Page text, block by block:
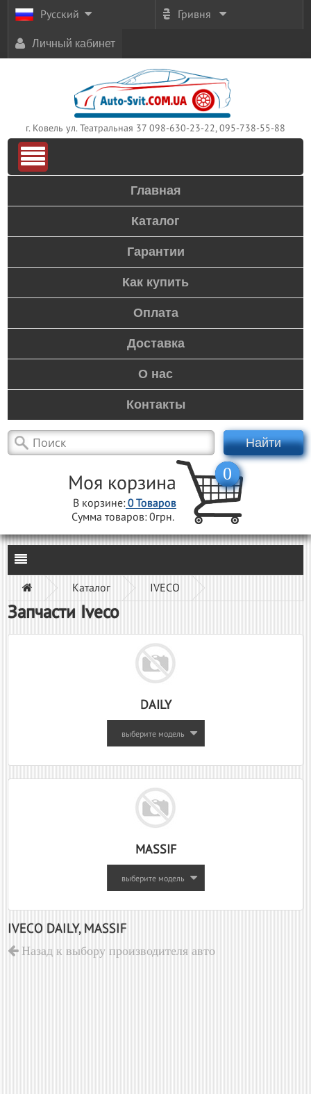
Русский Гривня
Личный кабинет
г. Ковель ул. Театральная 37 098-630-23-22, 095-738-55-88
Главная
Каталог
Гарантии
Как купить
Оплата
Доставка
О нас
Контакты
Найти
Моя корзина
В корзине:0Товаров
Сумма товаров:0грн.
0
Каталог IVECO
Запчасти Iveco
DAILY
выберите модель
MASSIF
выберите модель
IVECO DAILY, MASSIF
Назад к выбору производителя авто